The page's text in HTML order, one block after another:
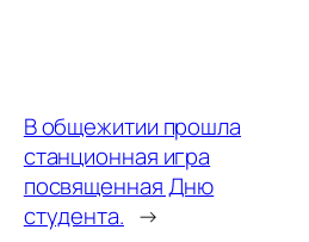
В общежитии прошла
станционная игра
посвященная Дню
студента. →